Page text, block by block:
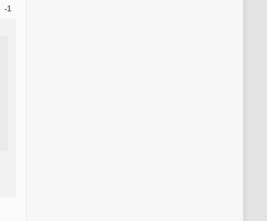
-1